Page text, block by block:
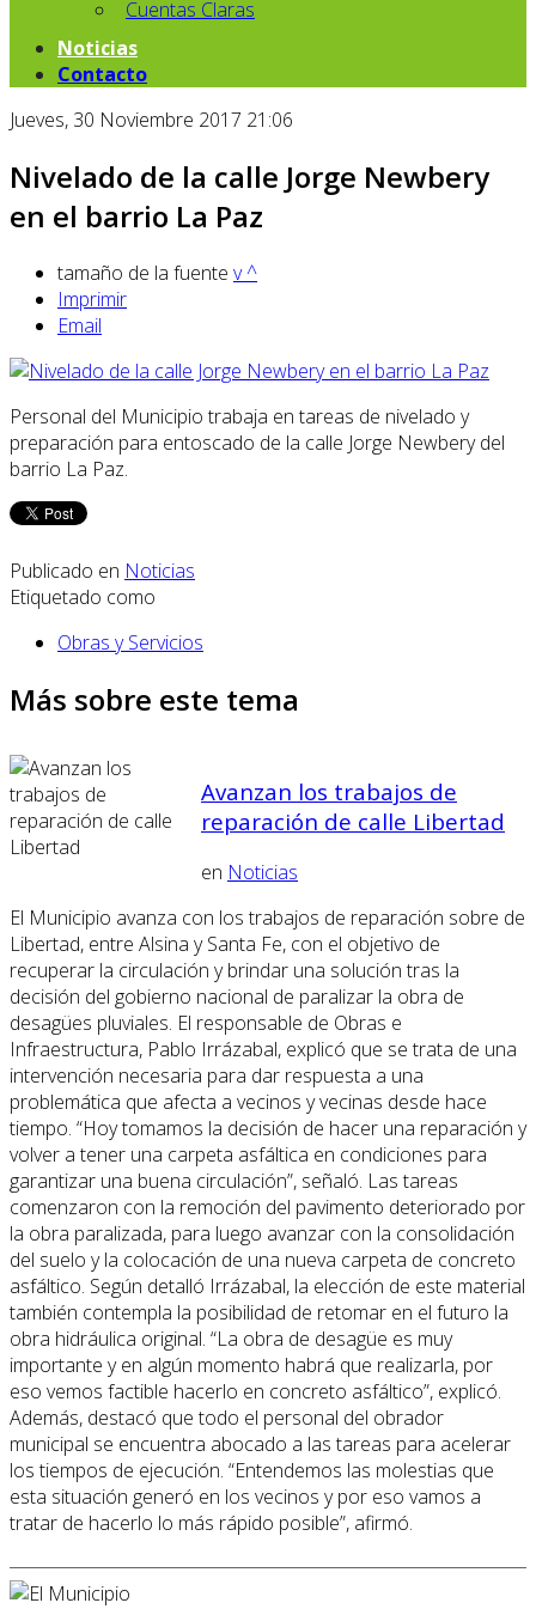
Cuentas Claras
Noticias
Contacto
Jueves, 30 Noviembre 2017 21:06
Nivelado de la calle Jorge Newbery
en el barrio La Paz
tamaño de la fuente v^
Imprimir
Email
Personal del Municipio trabaja en tareas de nivelado y
preparación para entoscado de la calle Jorge Newbery del
barrio La Paz.
Publicado en Noticias
Etiquetado como
Obras y Servicios
Más sobre este tema
Avanzan los trabajos de
reparación de calle Libertad
en Noticias
El Municipio avanza con los trabajos de reparación sobre de
Libertad, entre Alsina y Santa Fe, con el objetivo de
recuperar la circulación y brindar una solución tras la
decisión del gobierno nacional de paralizar la obra de
desagües pluviales. El responsable de Obras e
Infraestructura, Pablo Irrázabal, explicó que se trata de una
intervención necesaria para dar respuesta a una
problemática que afecta a vecinos y vecinas desde hace
tiempo. “Hoy tomamos la decisión de hacer una reparación y
volver a tener una carpeta asfáltica en condiciones para
garantizar una buena circulación”, señaló. Las tareas
comenzaron con la remoción del pavimento deteriorado por
la obra paralizada, para luego avanzar con la consolidación
del suelo y la colocación de una nueva carpeta de concreto
asfáltico. Según detalló Irrázabal, la elección de este material
también contempla la posibilidad de retomar en el futuro la
obra hidráulica original. “La obra de desagüe es muy
importante y en algún momento habrá que realizarla, por
eso vemos factible hacerlo en concreto asfáltico”, explicó.
Además, destacó que todo el personal del obrador
municipal se encuentra abocado a las tareas para acelerar
los tiempos de ejecución. “Entendemos las molestias que
esta situación generó en los vecinos y por eso vamos a
tratar de hacerlo lo más rápido posible”, afirmó.